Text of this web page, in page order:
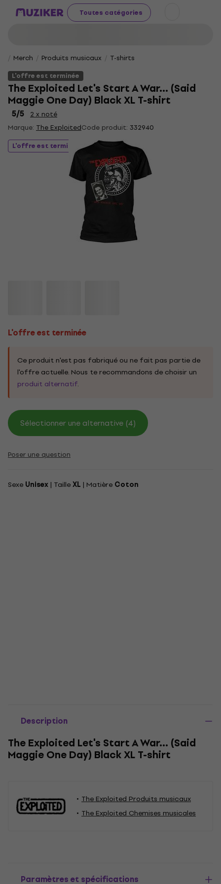
Toutes catégories
Merch Produits musicaux
T-shirts
L'offre est terminée
The Exploited Let's Start A War... (Said
Maggie One Day) Black XL T-shirt
5/5
2 x noté
Marque: The ExploitedCode produit: 332940
L'offre est terminée
L'offre est terminée
Ce produit n'est pas fabriqué ou ne fait pas partie de
l'offre actuelle. Nous te recommandons de choisir un
produit alternatif.
Sélectionner une alternative (4)
Poser une question
Sexe Unisex | TailleXL | Matière Coton
Description
The Exploited Let's Start A War... (Said
Maggie One Day) Black XL T-shirt
The Exploited Produits musicaux
The Exploited Chemises musicales
Paramètres et spécifications